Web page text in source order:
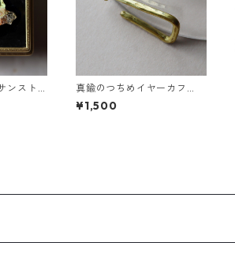
ンスト
真鍮のつちめイヤーカフ
（インダストリアル風）
¥1,500